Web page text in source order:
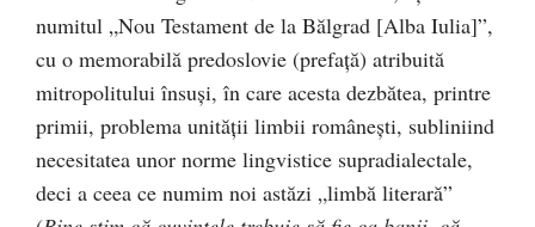
numitul „Nou Testament de la Bălgrad [Alba Iulia]”,
cu o memorabilă predoslovie (prefaţă) atribuită
mitropolitului însuşi, în care acesta dezbătea, printre
primii, problema unităţii limbii româneşti, subliniind
necesitatea unor norme lingvistice supradialectale,
deci a ceea ce numim noi astăzi „limbă literară”